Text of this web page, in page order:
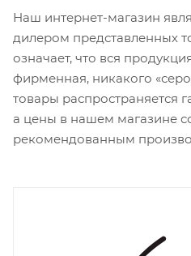
Наш интернет-магазин
дилером представленных
означает, что вся
фирменная, никакого
товары распространяется
а цены в нашем магазине
рекомендованным